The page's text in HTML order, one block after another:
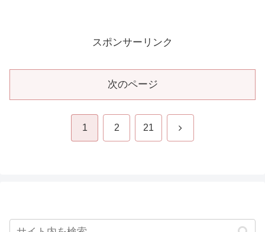
スポンサーリンク
次のページ
1 2 21 次